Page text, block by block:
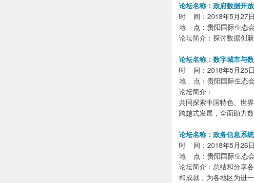
论坛名称：政府数据开
时 间：2018年5月27
地 点：贵阳国际生态
论坛简介：探讨数据创
论坛名称：数字城市与
时 间：2018年5月25
地 点：贵阳国际生态
论坛简介：
共同探索中国特色、世
跨越式发展，全面助力
论坛名称：政务信息系
时 间：2018年5月26
地 点：贵阳国际生态
论坛简介：总结和分享
和成就，为各地区为进